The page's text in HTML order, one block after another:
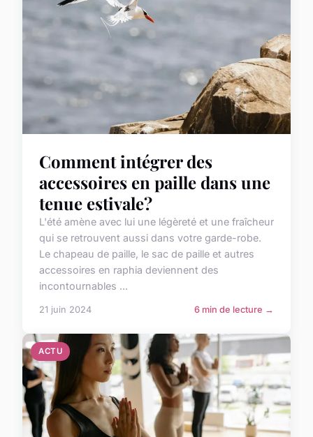
Comment intégrer des
accessoires en paille dans une
tenue estivale?
L'été amène avec lui une légèreté et une fraîcheur
qui se retrouvent aussi dans votre garde-robe.
Le chapeau de paille, le sac de paille et autres
accessoires en raphia deviennent des
incontournables ...
21 juin 2024 6 min de lecture →
ACTU